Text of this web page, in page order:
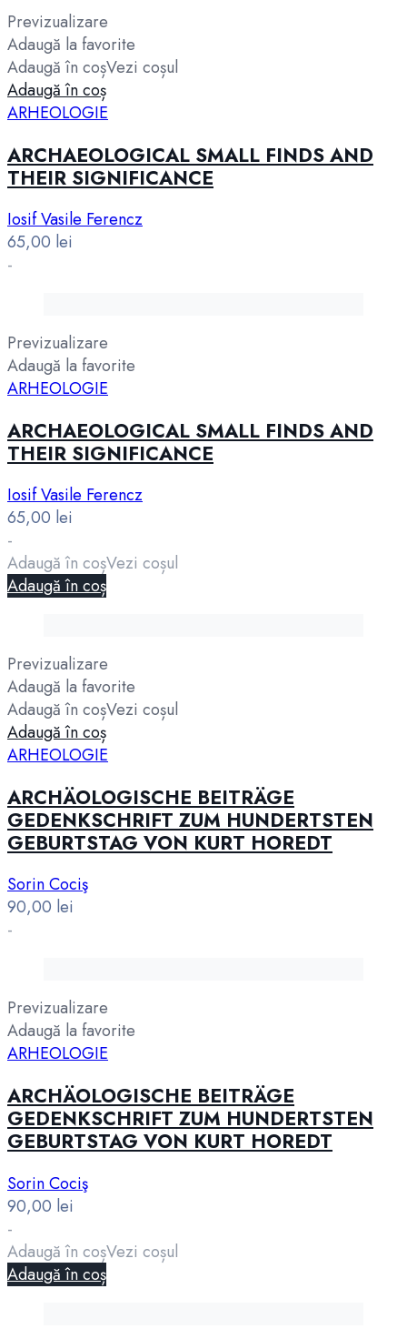
Previzualizare
Adaugă la favorite
Adaugă în coșVezi coșul
Adaugă în coș
ARHEOLOGIE
ARCHAEOLOGICAL SMALL FINDS AND
THEIR SIGNIFICANCE
Iosif Vasile Ferencz
65,00 lei
-
Previzualizare
Adaugă la favorite
ARHEOLOGIE
ARCHAEOLOGICAL SMALL FINDS AND
THEIR SIGNIFICANCE
Iosif Vasile Ferencz
65,00 lei
-
Adaugă în coșVezi coșul
Adaugă în coș
Previzualizare
Adaugă la favorite
Adaugă în coșVezi coșul
Adaugă în coș
ARHEOLOGIE
ARCHÄOLOGISCHE BEITRÄGE
GEDENKSCHRIFT ZUM HUNDERTSTEN
GEBURTSTAG VON KURT HOREDT
Sorin Cociş
90,00 lei
-
Previzualizare
Adaugă la favorite
ARHEOLOGIE
ARCHÄOLOGISCHE BEITRÄGE
GEDENKSCHRIFT ZUM HUNDERTSTEN
GEBURTSTAG VON KURT HOREDT
Sorin Cociş
90,00 lei
-
Adaugă în coșVezi coșul
Adaugă în coș